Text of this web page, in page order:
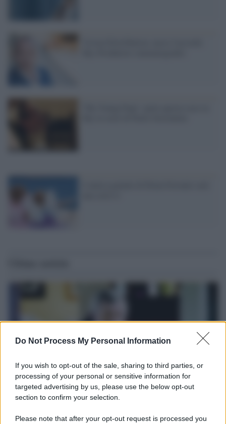
Do Not Process My Personal Information
If you wish to opt-out of the sale, sharing to third parties, or
processing of your personal or sensitive information for
targeted advertising by us, please use the below opt-out
section to confirm your selection.
Please note that after your opt-out request is processed you
Il ricordo /Le radici di Francesco